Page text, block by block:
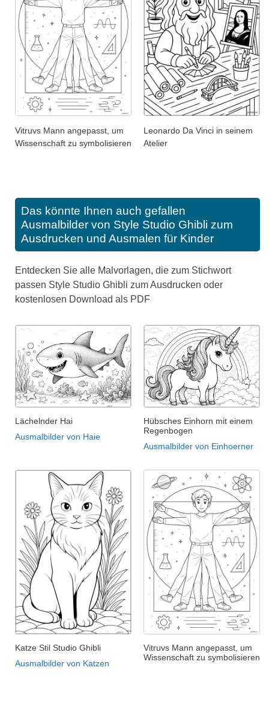
Vitruvs Mann angepasst, um
Wissenschaft zu symbolisieren
Leonardo Da Vinci in seinem
Atelier
Das könnte Ihnen auch gefallen
Ausmalbilder von Style Studio Ghibli zum
Ausdrucken und Ausmalen für Kinder
Entdecken Sie alle Malvorlagen, die zum Stichwort
passen Style Studio Ghibli zum Ausdrucken oder
kostenlosen Download als PDF
Lächelnder Hai
Ausmalbilder von Haie
Hübsches Einhorn mit einem
Regenbogen
Ausmalbilder von Einhoerner
Katze Stil Studio Ghibli
Ausmalbilder von Katzen
Vitruvs Mann angepasst, um
Wissenschaft zu symbolisieren